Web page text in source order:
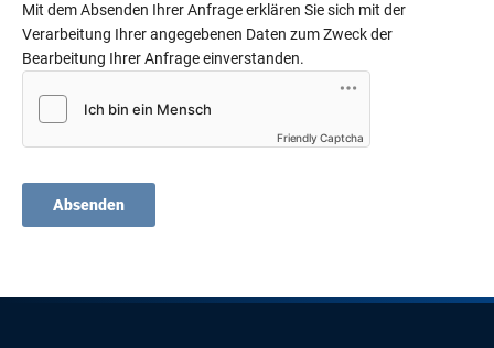
Mit dem Absenden Ihrer Anfrage erklären Sie sich mit der
Verarbeitung Ihrer angegebenen Daten zum Zweck der
Bearbeitung Ihrer Anfrage einverstanden.
Friendly Captcha
Absenden